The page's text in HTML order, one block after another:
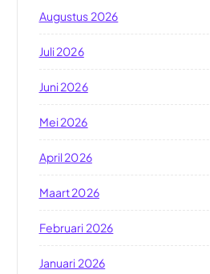
Augustus 2026
Juli 2026
Juni 2026
Mei 2026
April 2026
Maart 2026
Februari 2026
Januari 2026